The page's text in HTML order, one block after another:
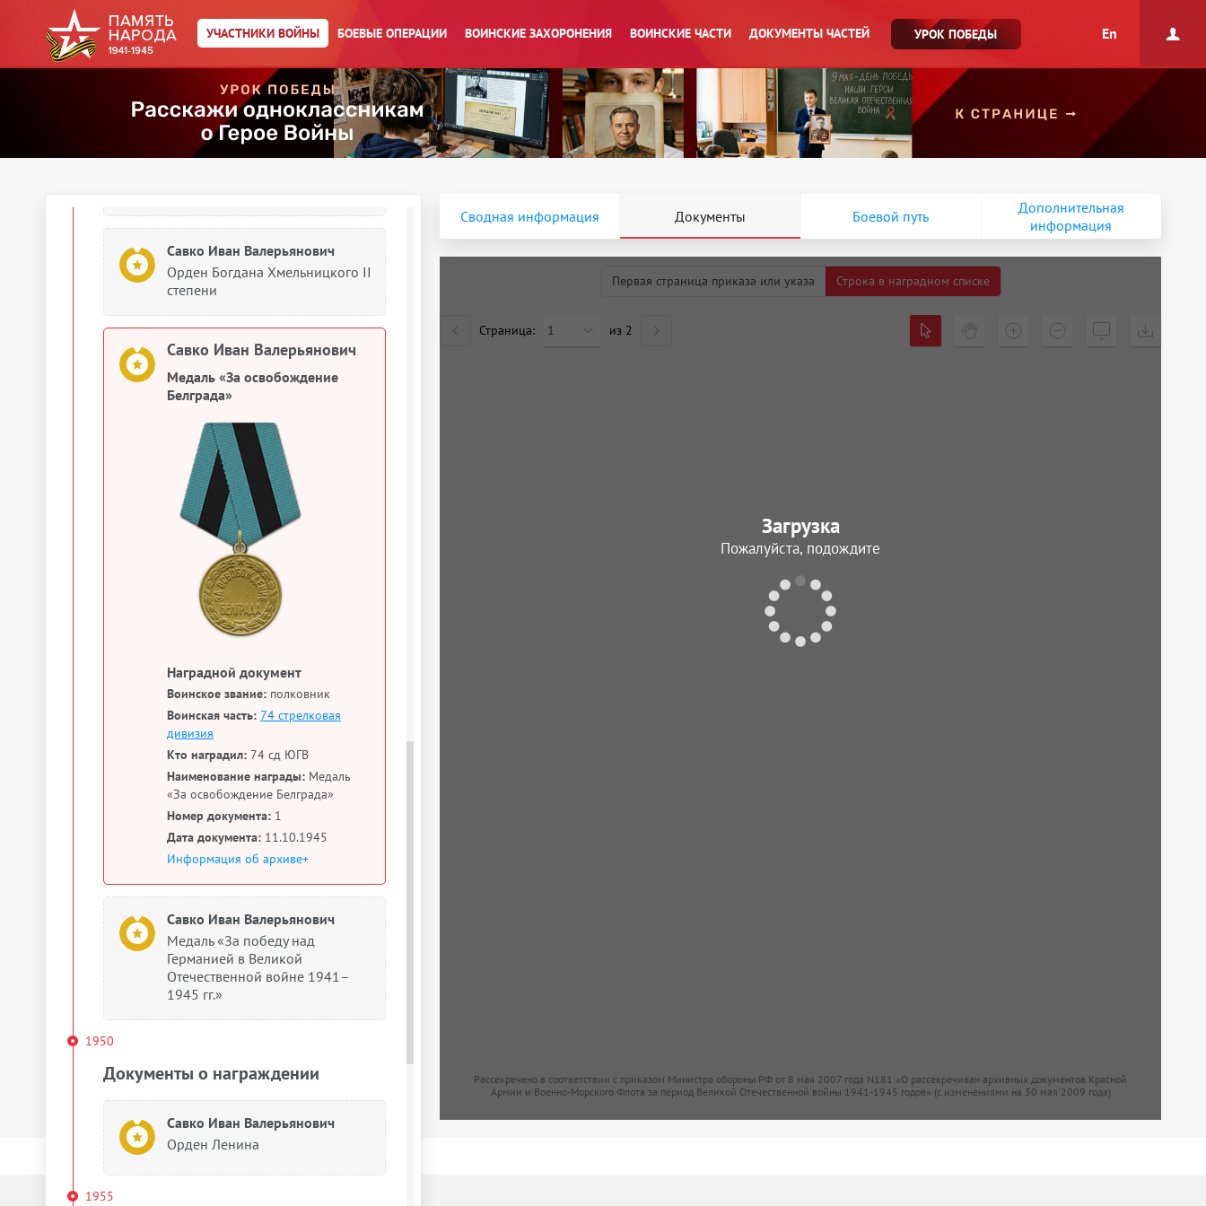
УЧАСТНИКИ ВОЙНЫ БОЕВЫЕ ОПЕРАЦИИ ВОИНСКИЕ ЗАХОРОНЕНИЯ ВОИНСКИЕ ЧАСТИ ДОКУМЕНТЫ ЧАСТЕЙ УРОК ПОБЕДЫ En
степени
1945
Документы о награждении
Савко Иван Валерьянович
Савко Иван Валерьянович
Орден Богдана Хмельницкого II
степени
Савко Иван Валерьянович
Медаль «За освобождение
Белграда»
Наградной документ
Воинское звание: полковник
Воинская часть: 74 стрелковая
дивизия
Кто наградил: 74 сд ЮГВ
Наименование награды: Медаль
«За освобождение Белграда»
Номер документа: 1
Дата документа: 11.10.1945
Информация об архиве+
Савко Иван Валерьянович
Медаль «За победу над
Германией в Великой
Отечественной войне 1941–
1945 гг.»
1950
Документы о награждении
Савко Иван Валерьянович
Орден Ленина
1955
Сводная информация Документы Боевой путь
Дополнительная
информация
Первая страница приказа или указа Строка в наградном списке
Страница: 1 из 2
Рассекречено в соответствии с приказом Министра обороны РФ от 8 мая 2007 года N181 «О рассекречиван архивных документов Красной
Армии и Военно-Морского Флота за период Великой Отечественной войны 1941-1945 годов» (с изменениями на 30 мая 2009 года)
Загрузка
Пожалуйста, подождите